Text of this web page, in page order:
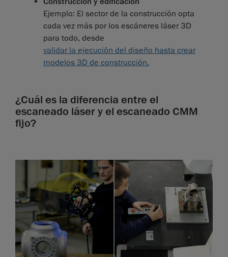
Ejemplo: El sector de la construcción opta
cada vez más por los escáneres láser 3D
para todo, desde
validar la ejecución del diseño hasta crear
modelos 3D de construcción.
¿Cuál es la diferencia entre el
escaneado láser y el escaneado CMM
fijo?